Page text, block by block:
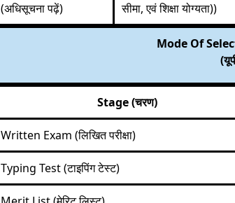
(अधिसूचना पढ़ें)
सीमा, एवं शिक्षा योग्यता))
Mode Of
Stage (चरण)
Written Exam (लिखित परीक्षा)
Typing Test (टाइपिंग टेस्ट)